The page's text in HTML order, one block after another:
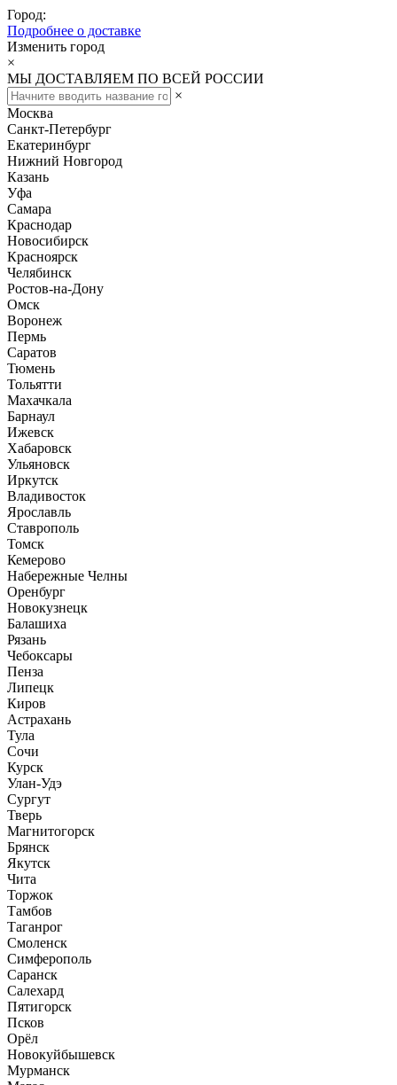
Город:
Подробнее о доставке
Изменить город
×
МЫ ДОСТАВЛЯЕМ ПО ВСЕЙ РОССИИ
×
Москва
Санкт-Петербург
Екатеринбург
Нижний Новгород
Казань
Уфа
Самара
Краснодар
Новосибирск
Красноярск
Челябинск
Ростов-на-Дону
Омск
Воронеж
Пермь
Саратов
Тюмень
Тольятти
Махачкала
Барнаул
Ижевск
Хабаровск
Ульяновск
Иркутск
Владивосток
Ярославль
Ставрополь
Томск
Кемерово
Набережные Челны
Оренбург
Новокузнецк
Балашиха
Рязань
Чебоксары
Пенза
Липецк
Киров
Астрахань
Тула
Сочи
Курск
Улан-Удэ
Сургут
Тверь
Магнитогорск
Брянск
Якутск
Чита
Торжок
Тамбов
Таганрог
Смоленск
Симферополь
Саранск
Салехард
Пятигорск
Псков
Орёл
Новокуйбышевск
Мурманск